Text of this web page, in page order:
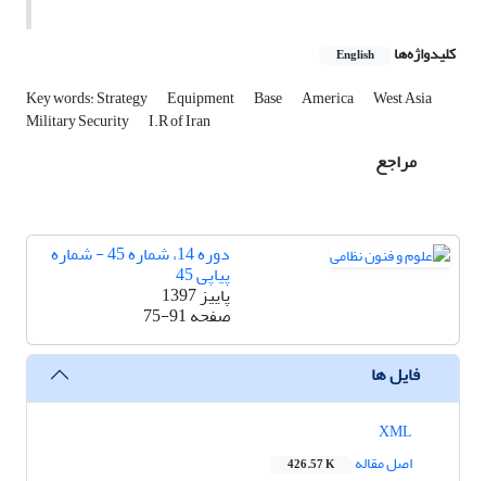
کلیدواژه‌ها English
Key words: Strategy Equipment Base America West Asia
Military Security I.R of Iran
مراجع
دوره 14، شماره 45 - شماره
پیاپی 45
پاییز 1397
صفحه75-91
فایل ها
اصل مقاله
426.57 K